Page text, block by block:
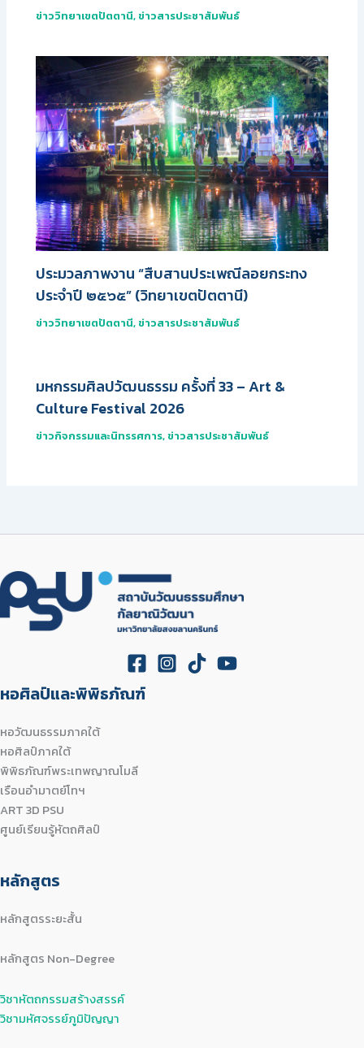
ข่าววิทยาเขตปัตตานี, ข่าวสารประชาสัมพันธ์
ประมวลภาพงาน “สืบสานประเพณีลอยกระทง
ประจำปี ๒๕๖๕” (วิทยาเขตปัตตานี)
ข่าววิทยาเขตปัตตานี, ข่าวสารประชาสัมพันธ์
มหกรรมศิลปวัฒนธรรม ครั้งที่ 33 – Art &
Culture Festival 2026
ข่าวกิจกรรมและนิทรรศการ, ข่าวสารประชาสัมพันธ์
หอศิลป์และพิพิธภัณฑ์
หอวัฒนธรรมภาคใต้
หอศิลป์ภาคใต้
พิพิธภัณฑ์พระเทพญาณโมลี
เรือนอำมาตย์โทฯ
ART 3D PSU
ศูนย์เรียนรู้หัตถศิลป์
หลักสูตร
หลักสูตรระยะสั้น
หลักสูตร Non-Degree
วิชาหัตถกรรมสร้างสรรค์
วิชามหัศจรรย์ภูมิปัญญา